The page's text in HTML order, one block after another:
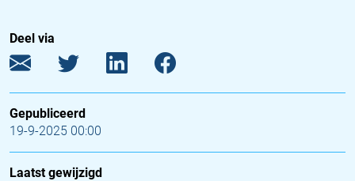
Deel via
Gepubliceerd
19-9-2025 00:00
Laatst gewijzigd